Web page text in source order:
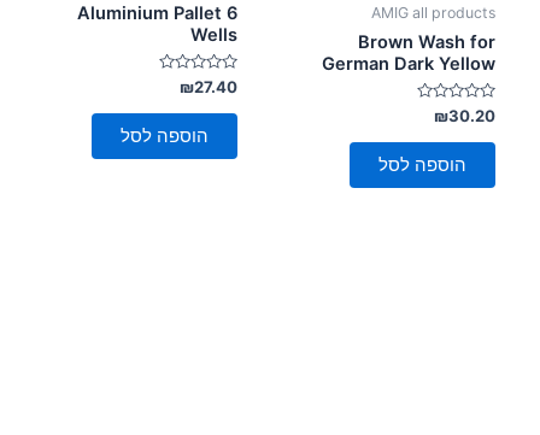
AMIG all products
Brown Wash for
German Dark Yellow
דורג
0
מתוך
₪30.20
הוספה לסל
Aluminium Pallet 6
Wells
דורג
0
מתוך
₪27.40
הוספה לסל